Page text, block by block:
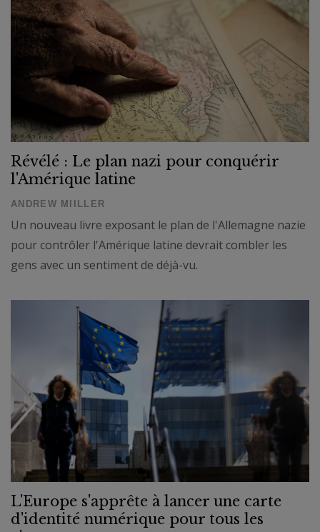
Révélé : Le plan nazi pour conquérir
l'Amérique latine
ANDREW MIILLER
Un nouveau livre exposant le plan de l'Allemagne nazie
pour contrôler l'Amérique latine devrait combler les
gens avec un sentiment de déjà-vu.
L'Europe s'apprête à lancer une carte
d'identité numérique pour tous les